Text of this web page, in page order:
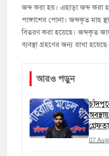
জব্দ করা হয়। এছাড়া জব্দ
পাঙ্গাশের পোনা। জব্দকৃত মাছ
বিতরণ করা হয়েছে। জব্দকৃত
ব্যবস্থা গ্রহণের জন্য রাখা হয়েছে।
আরও পড়ুন
07